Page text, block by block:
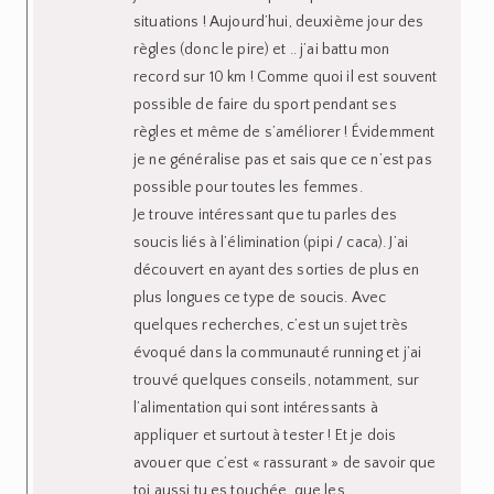
Merci pour tes conseils ! Je suis heureuse
de voir que tu recommences à parler de tes
entrainements, à donner des conseils sur le
sport sur ton blog, cela m’avait beaucoup
manqué comme je te le disais en juin (sur ton
article Bright and Airy) ! 🙂
Oh et encore félicitations pour ton
Iron..Women ?! 🙂
Répondre
Myrtilla on 21 octobre 2018
Ton article et ta vidéo sur les règles tombent
à pic… car j’ai un semi dans une semaine et
elles devraient apparemment arriver le jour
du semi… j’espère pas, mais je ferai comme